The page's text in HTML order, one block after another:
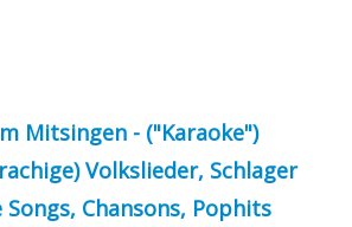
Mitsingen - ("Karaoke")
Volkslieder, Schlager
Songs, Chansons, Pophits